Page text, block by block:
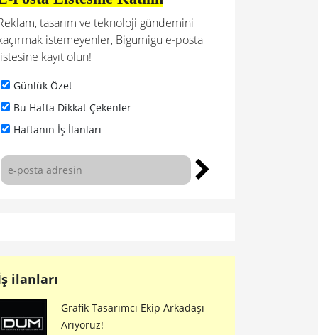
tasarım ve teknoloji gündemini
istemeyenler, Bigumigu e-posta
kayıt olun!
Günlük Özet
Bu Hafta Dikkat Çekenler
Haftanın İş İlanları
ilanları
Grafik Tasarımcı Ekip Arkadaşı
Arıyoruz!